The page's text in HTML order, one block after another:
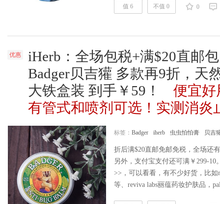
Gerber嘉宝专场>> | 母婴用品>>
值 6 不值 0 0
优惠
iHerb：全场包税+满$20直邮
Badger贝吉獾 多款再9折，天
大铁盒装 到手￥59！
便宜好
有管式和喷剂可选！实测消炎
标签： Badger iherb 虫虫怕怕膏 贝吉
折后满$20直邮免邮免税，全场还
另外，支付宝支付还可满￥299-
>>，可以看看，有不少好货，比如
等、reviva labs丽蕴药妆护肤品，